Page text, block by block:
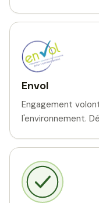
Envol
Engagement
l'environnement.